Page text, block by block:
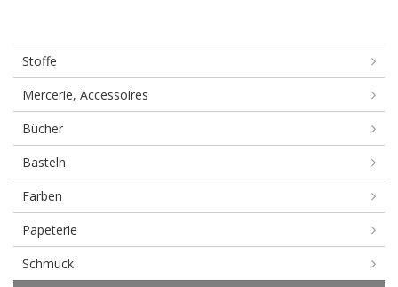
Stoffe
Mercerie, Accessoires
Bücher
Basteln
Farben
Papeterie
Schmuck